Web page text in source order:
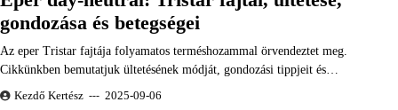
gondozása és betegségei
Az eper Tristar fajtája folyamatos terméshozammal örvendeztet meg.
Cikkünkben bemutatjuk ültetésének módját, gondozási tippjeit és…
Kezdő Kertész 2025-09-06